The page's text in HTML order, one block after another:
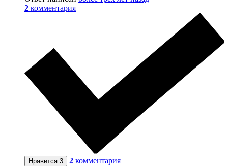
2 комментария
Нравится 3 2 комментария